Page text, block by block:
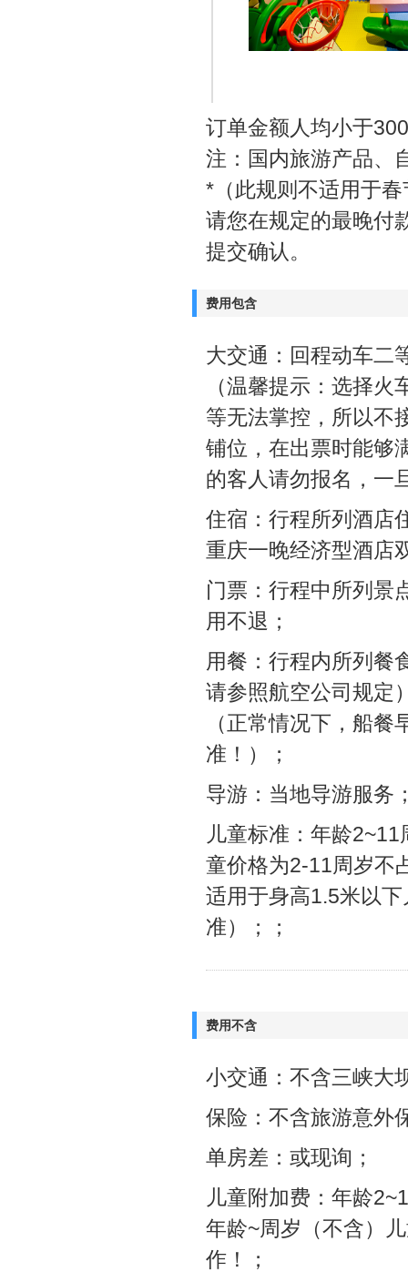
订单金额人均小于
注：国内旅游产品、
*（此规则不适用于
请您在规定的最晚付
提交确认。
费用包含
大交通：回程动车二
（温馨提示：选择
等无法掌控，所以不
铺位，在出票时能够
的客人请勿报名，一
住宿：行程所列酒店
重庆一晚经济型酒店
门票：行程中所列景
用不退；
用餐：行程内所列餐
请参照航空公司规定
（正常情况下，船
准！）；
导游：当地导游服务
儿童标准：年龄
童价格为2-11周岁不
适用于身高1.5米以
准）；；
费用不含
小交通：不含三峡大
保险：不含旅游意外
单房差：或现询；
儿童附加费：年龄
年龄~周岁（不含）
作！；